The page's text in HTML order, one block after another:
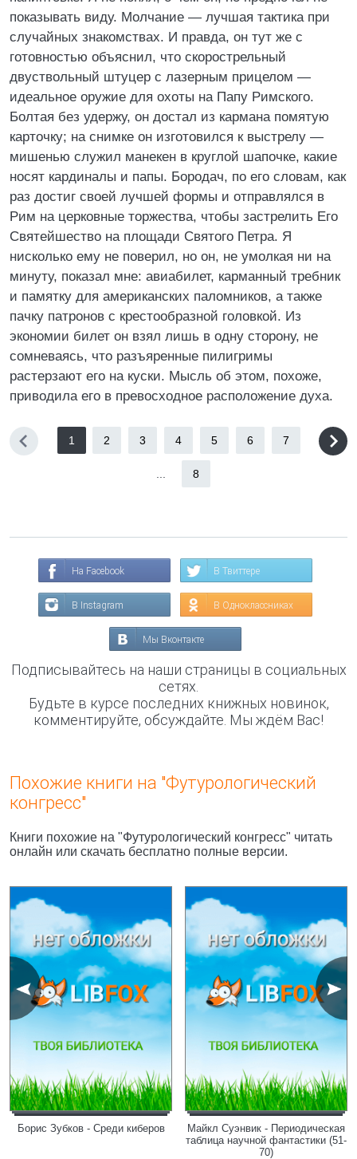
показывать виду. Молчание — лучшая тактика при
случайных знакомствах. И правда, он тут же с
готовностью объяснил, что скорострельный
двуствольный штуцер с лазерным прицелом —
идеальное оружие для охоты на Папу Римского.
Болтая без удержу, он достал из кармана помятую
карточку; на снимке он изготовился к выстрелу —
мишенью служил манекен в круглой шапочке, какие
носят кардиналы и папы. Бородач, по его словам, как
раз достиг своей лучшей формы и отправлялся в
Рим на церковные торжества, чтобы застрелить Его
Святейшество на площади Святого Петра. Я
нисколько ему не поверил, но он, не умолкая ни на
минуту, показал мне: авиабилет, карманный требник
и памятку для американских паломников, а также
пачку патронов с крестообразной головкой. Из
экономии билет он взял лишь в одну сторону, не
сомневаясь, что разъяренные пилигримы
растерзают его на куски. Мысль об этом, похоже,
приводила его в превосходное расположение духа.
1 2 3 4 5 6 7
8
На Facebook В Твиттере
В Instagram В Одноклассниках
Мы Вконтакте
Подписывайтесь на наши страницы в социальных
сетях.
Будьте в курсе последних книжных новинок,
комментируйте, обсуждайте. Мы ждём Вас!
Похожие книги на "Футурологический
конгресс"
Книги похожие на "Футурологический конгресс" читать
онлайн или скачать бесплатно полные версии.
Борис Зубков - Среди киберов
Майкл Суэнвик - Периодическая
таблица научной фантастики (51-
70)